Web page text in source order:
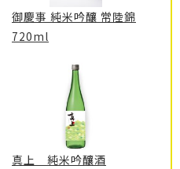
御慶事 純米吟釀 常陸錦
720ml
真上 純米吟釀酒